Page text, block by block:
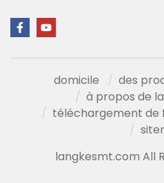
domicile des
à propos de
téléchargement de
langkesmt.com All